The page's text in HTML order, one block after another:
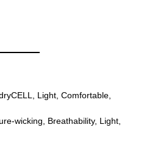
Light, Comfortable,
wicking, Breathability, Light,